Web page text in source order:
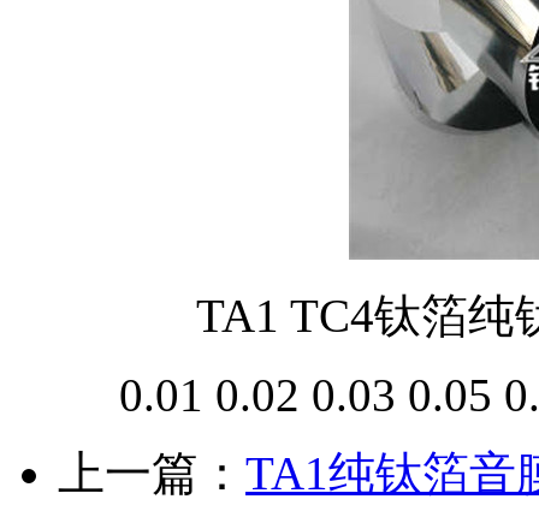
TA1 TC4钛箔纯
0.01 0.02 0.03 0.05
上一篇： TA1纯钛箔音